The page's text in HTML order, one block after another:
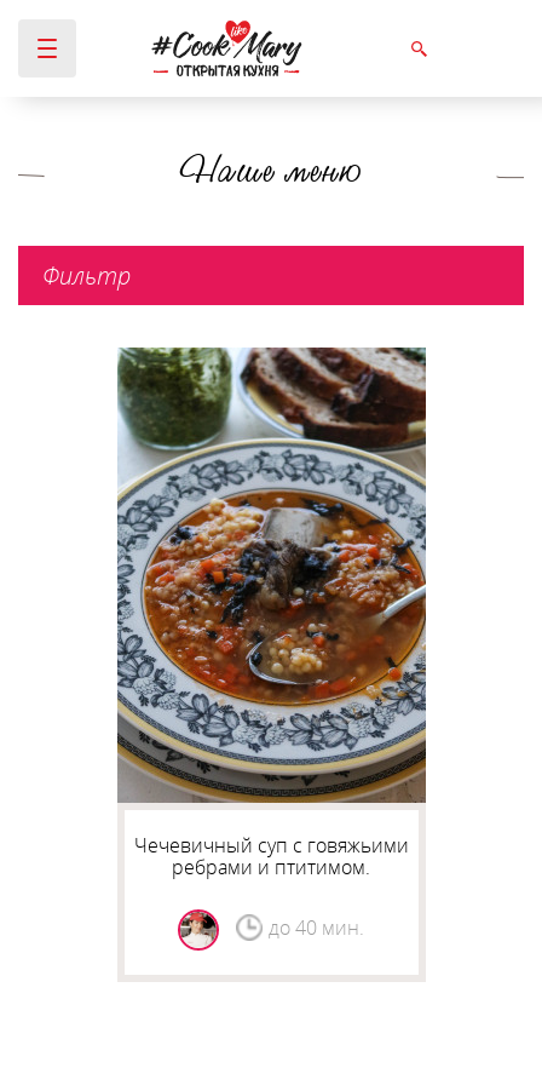
Вы здесь Наше меню
Фильтр
Чечевичный суп с говяжьими
ребрами и птитимом.
до 40 мин.